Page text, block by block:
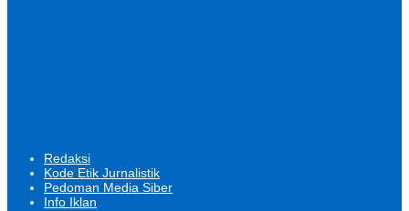
Redaksi
Kode Etik Jurnalistik
Pedoman Media Siber
Info Iklan